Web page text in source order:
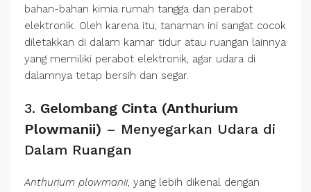
bahan-bahan kimia rumah tangga dan perabot
elektronik. Oleh karena itu, tanaman ini sangat cocok
diletakkan di dalam kamar tidur atau ruangan lainnya
yang memiliki perabot elektronik, agar udara di
dalamnya tetap bersih dan segar.
3. Gelombang Cinta (Anthurium
Plowmanii) – Menyegarkan Udara di
Dalam Ruangan
Anthurium plowmanii, yang lebih dikenal dengan